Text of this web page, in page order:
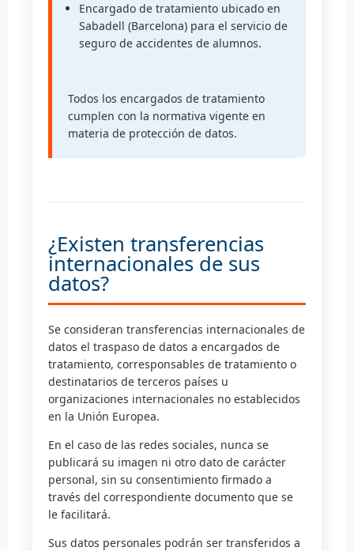
Encargado de tratamiento ubicado en
Sabadell (Barcelona) para el servicio de
seguro de accidentes de alumnos.
Todos los encargados de tratamiento
cumplen con la normativa vigente en
materia de protección de datos.
¿Existen transferencias
internacionales de sus
datos?
Se consideran transferencias internacionales de
datos el traspaso de datos a encargados de
tratamiento, corresponsables de tratamiento o
destinatarios de terceros países u
organizaciones internacionales no establecidos
en la Unión Europea.
En el caso de las redes sociales, nunca se
publicará su imagen ni otro dato de carácter
personal, sin su consentimiento firmado a
través del correspondiente documento que se
le facilitará.
Sus datos personales podrán ser transferidos a